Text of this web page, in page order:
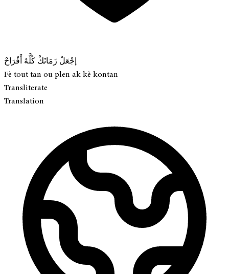
إجْعَلْ زَمَانَكْ كُلَّهُ أَفْرَاحْ
Fè tout tan ou plen ak kè kontan
Transliterate
Translation